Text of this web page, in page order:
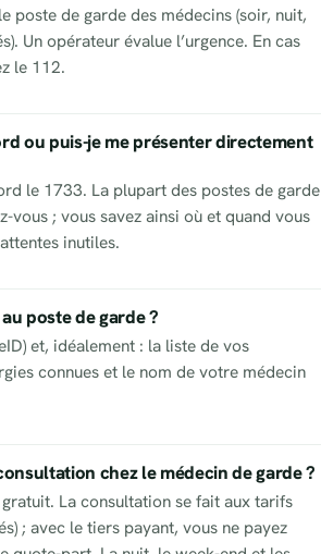
poste de garde des médecins (soir, nuit,
Un opérateur évalue l’urgence. En cas
le 112.
ou puis-je me présenter directement
le 1733. La plupart des postes de garde
vous ; vous savez ainsi où et quand vous
inutiles.
poste de garde ?
et, idéalement : la liste de vos
connues et le nom de votre médecin
chez le médecin de garde ?
La consultation se fait aux tarifs
; avec le tiers payant, vous ne payez